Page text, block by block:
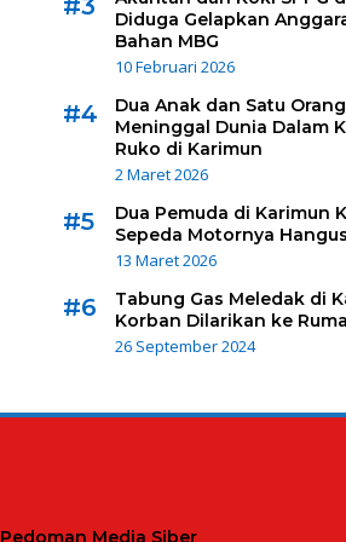
#3
Diduga Gelapkan
Bahan MBG
10 Februari 2026
#4
Dua Anak dan Satu
Meninggal Dunia Dalam
Ruko di Karimun
2 Maret 2026
#5
Dua Pemuda di Karimun
Sepeda Motornya
13 Maret 2026
#6
Tabung Gas Meledak di
Korban Dilarikan ke
26 September 2024
Pedoman Media Siber